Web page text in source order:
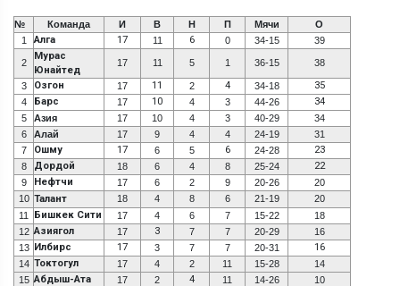
№ Команда И В Н П Мячи
О
1
Алга 17 11 6 0 34-15 39
2
Мурас
Юнайтед
17 11 5 1 36-15 38
3 Озгон 17 11 2 4 34-18 35
4 Барс 17 10 4 3 44-26 34
5 Азия 17 10 4 3 40-29
34
6
Алай 17 9 4 4 24-19
31
7
Ошму 17 6 5 6 24-28 23
8 Дордой 18 6 4 8 25-24 22
9 Нефтчи 17 6 2 9 20-26
20
10 Талант 18 4 8 6 21-19
20
11
Бишкек Сити 17 4 6 7 15-22
18
12 Азиягол 17 3 7 7 20-29
16
13 Илбирс 17 3 7 7 20-31 16
14 Токтогул 17 4 2 11 15-28
14
15 Абдыш-Ата 17 2 4 11 14-26
10